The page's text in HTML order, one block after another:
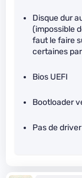
Disque dur
(impossible
faut le faire
certaines
Bios UEFI
Bootloader
Pas de